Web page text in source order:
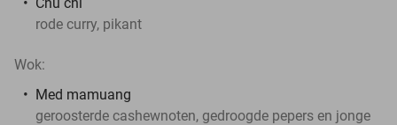
rode curry, pikant
Wok:
Med mamuang
geroosterde cashewnoten, gedroogde pepers en jonge